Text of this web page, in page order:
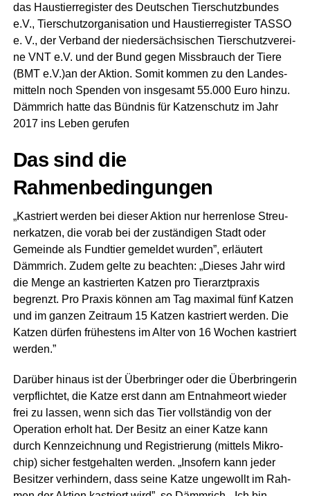
das Haus­tier­re­gis­ter des Deut­schen Tier­schutz­bun­des
e.V., Tier­schutz­or­ga­ni­sa­ti­on und Haus­tier­re­gis­ter TASSO
e. V., der Ver­band der nie­der­säch­si­schen Tier­schutz­ver­ei­
ne VNT e.V. und der Bund gegen Miss­brauch der Tie­re
(BMT e.V.)an der Akti­on. Somit kom­men zu den Lan­des­
mit­teln noch Spen­den von ins­ge­samt 55.000 Euro hin­zu.
Dämm­rich hat­te das Bünd­nis für Kat­zen­schutz im Jahr
2017 ins Leben gerufen
Das sind die
Rahmenbedingungen
„Kas­triert wer­den bei die­ser Akti­on nur her­ren­lo­se Streu­
ner­kat­zen, die vor­ab bei der zustän­di­gen Stadt oder
Gemein­de als Fund­tier gemel­det wur­den”, erläu­tert
Dämm­rich. Zudem gel­te zu beach­ten: „Die­ses Jahr wird
die Men­ge an kas­trier­ten Kat­zen pro Tier­arzt­pra­xis
begrenzt. Pro Pra­xis kön­nen am Tag maxi­mal fünf Kat­zen
und im gan­zen Zeit­raum 15 Kat­zen kas­triert wer­den. Die
Kat­zen dür­fen frü­hes­tens im Alter von 16 Wochen kas­triert
werden.”
Dar­über hin­aus ist der Über­brin­ger oder die Über­brin­ge­rin
ver­pflich­tet, die Kat­ze erst dann am Ent­nah­me­ort wie­der
frei zu las­sen, wenn sich das Tier voll­stän­dig von der
Ope­ra­ti­on erholt hat. Der Besitz an einer Kat­ze kann
durch Kenn­zeich­nung und Regis­trie­rung (mit­tels Mikro­
chip) sicher fest­ge­hal­ten wer­den. „Inso­fern kann jeder
Besit­zer ver­hin­dern, dass sei­ne Kat­ze unge­wollt im Rah­